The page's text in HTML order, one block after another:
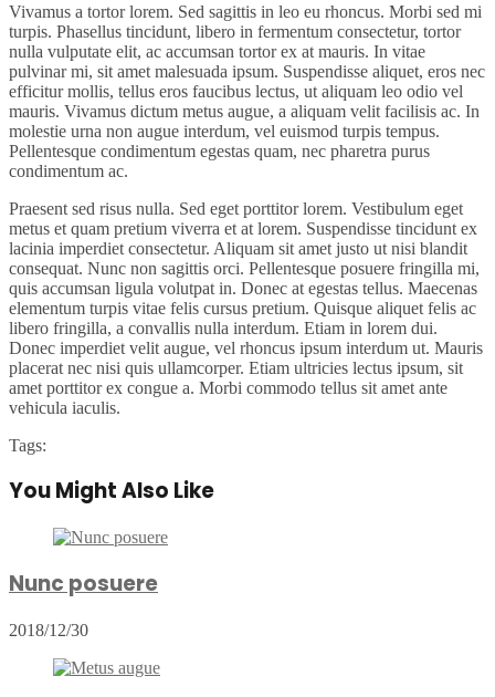
Vivamus a tortor lorem. Sed sagittis in leo eu rhoncus. Morbi sed mi
turpis. Phasellus tincidunt, libero in fermentum consectetur, tortor
nulla vulputate elit, ac accumsan tortor ex at mauris. In vitae
pulvinar mi, sit amet malesuada ipsum. Suspendisse aliquet, eros nec
efficitur mollis, tellus eros faucibus lectus, ut aliquam leo odio vel
mauris. Vivamus dictum metus augue, a aliquam velit facilisis ac. In
molestie urna non augue interdum, vel euismod turpis tempus.
Pellentesque condimentum egestas quam, nec pharetra purus
condimentum ac.
Praesent sed risus nulla. Sed eget porttitor lorem. Vestibulum eget
metus et quam pretium viverra et at lorem. Suspendisse tincidunt ex
lacinia imperdiet consectetur. Aliquam sit amet justo ut nisi blandit
consequat. Nunc non sagittis orci. Pellentesque posuere fringilla mi,
quis accumsan ligula volutpat in. Donec at egestas tellus. Maecenas
elementum turpis vitae felis cursus pretium. Quisque aliquet felis ac
libero fringilla, a convallis nulla interdum. Etiam in lorem dui.
Donec imperdiet velit augue, vel rhoncus ipsum interdum ut. Mauris
placerat nec nisi quis ullamcorper. Etiam ultricies lectus ipsum, sit
amet porttitor ex congue a. Morbi commodo tellus sit amet ante
vehicula iaculis.
Tags:
You Might Also Like
Nunc posuere
2018/12/30